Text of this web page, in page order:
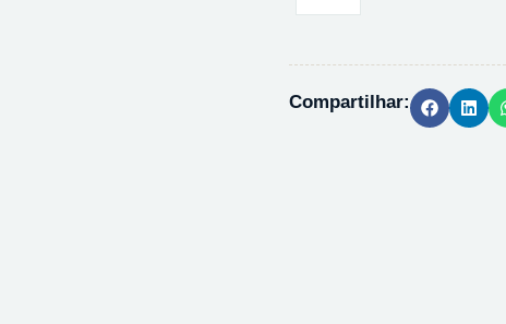
DE
97%
288497
Compartilhar: